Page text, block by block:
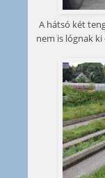
A hátsó két
nem is lógnak